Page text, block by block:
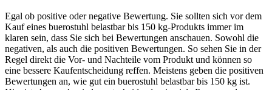
Egal ob positive oder negative Bewertung. Sie sollten sich vor dem
Kauf eines buerostuhl belastbar bis 150 kg-Produkts immer im
klaren sein, dass Sie sich bei Bewertungen anschauen. Sowohl die
negativen, als auch die positiven Bewertungen. So sehen Sie in der
Regel direkt die Vor- und Nachteile vom Produkt und können so
eine bessere Kaufentscheidung reffen. Meistens geben die positiven
Bewertungen an, wie gut ein buerostuhl belastbar bis 150 kg ist.